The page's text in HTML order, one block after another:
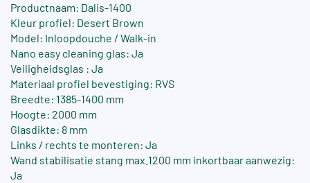
Productnaam: Dalis-1400
Kleur profiel: Desert Brown
Model: Inloopdouche / Walk-in
Nano easy cleaning glas: Ja
Veiligheidsglas : Ja
Materiaal profiel bevestiging: RVS
Breedte: 1385-1400 mm
Hoogte: 2000 mm
Glasdikte: 8 mm
Links / rechts te monteren: Ja
Wand stabilisatie stang max.1200 mm inkortbaar aanwezig:
Ja